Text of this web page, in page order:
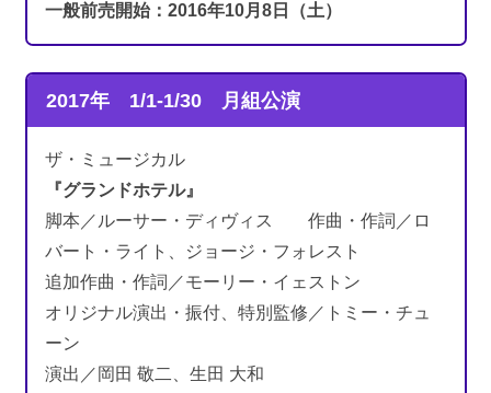
一般前売開始：2016年10月8日（土）
2017年 1/1-1/30 月組公演
ザ・ミュージカル
『グランドホテル』
脚本／ルーサー・ディヴィス 作曲・作詞／ロ
バート・ライト、ジョージ・フォレスト
追加作曲・作詞／モーリー・イェストン
オリジナル演出・振付、特別監修／トミー・チュ
ーン
演出／岡田 敬二、生田 大和